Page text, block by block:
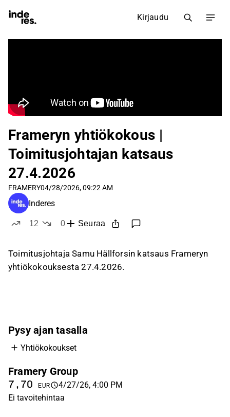
Kirjaudu
Frameryn yhtiökokous |
Toimitusjohtajan katsaus
27.4.2026
FRAMERY04/28/2026, 09:22 AM
Inderes
12
0
Seuraa
Toimitusjohtaja Samu Hällforsin katsaus Frameryn
yhtiökokouksesta 27.4.2026.
Pysy ajan tasalla
Yhtiökokoukset
Framery Group
7,70 EUR
4/27/26, 4:00 PM
Ei tavoitehintaa